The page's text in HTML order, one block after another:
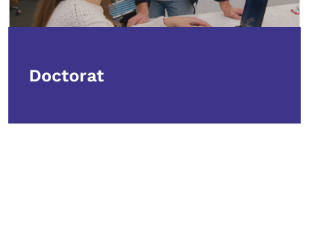
Doctorat